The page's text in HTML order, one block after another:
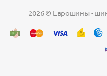
2026 © Еврошины -